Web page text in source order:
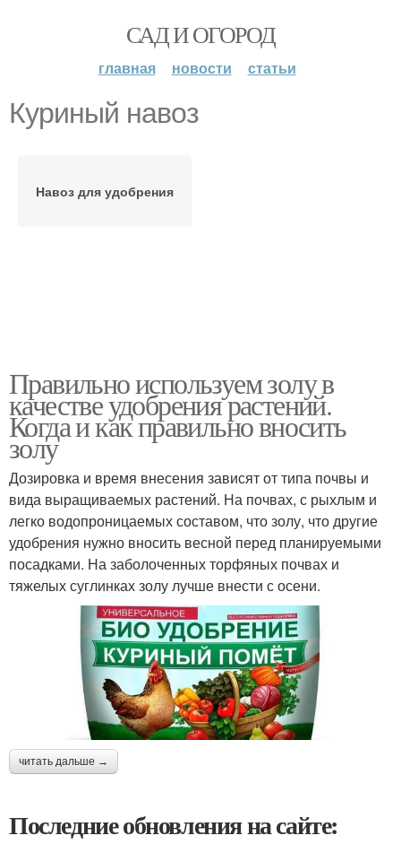
САД И ОГОРОД
главная новости статьи
Куриный навоз
Навоз для удобрения
Правильно используем золу в
качестве удобрения растений.
Когда и как правильно вносить
золу
Дозировка и время внесения зависят от типа почвы и
вида выращиваемых растений. На почвах, с рыхлым и
легко водопроницаемых составом, что золу, что другие
удобрения нужно вносить весной перед планируемыми
посадками. На заболоченных торфяных почвах и
тяжелых суглинках золу лучше внести с осени.
читать дальше →
Последние обновления на сайте: